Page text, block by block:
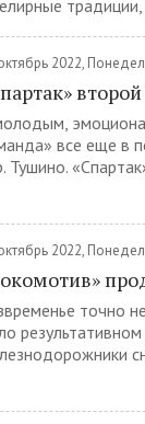
традиции,
2022,
все еще в
Тушино.
2022,
точно